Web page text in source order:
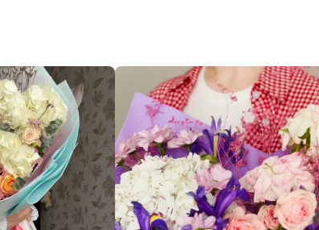
город доставки